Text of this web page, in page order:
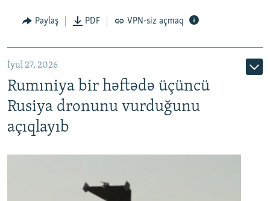
Paylaş PDF VPN-siz açmaq
İyul 27, 2026
Rumıniya bir həftədə üçüncü
Rusiya dronunu vurduğunu
açıqlayıb